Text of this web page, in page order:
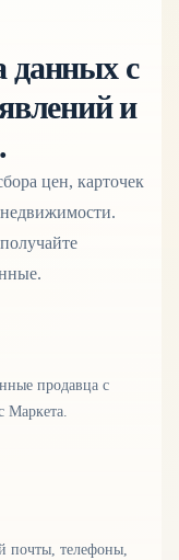
данных с
и
цен, карточек
продавца с
Маркета.
почты, телефоны,